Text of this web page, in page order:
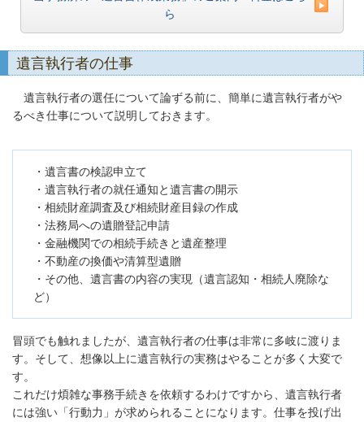
ら
遺言執行者の仕事
遺言執行者の選任について論ずる前に、簡単に遺言執行者がや
るべき仕事について説明しておきます。
・遺言書の検認申立て
・遺言執行者の就任通知と遺言書の開示
・相続財産調査及び相続財産目録の作成
・法務局への遺贈登記申請
・金融機関での相続手続きと遺産整理
・不動産の換価や清算型遺贈
・その他、遺言書の内容の実現（遺言認知・相続人廃除な
ど）
冒頭でも触れましたが、遺言執行者の仕事は非常に多岐に渡りま
す。そして、想像以上に遺言執行の実務はやることが多く大変で
す。
これだけ煩雑な事務手続きを依頼するわけですから、遺言執行者
には強い「行動力」が求められることになります。仕事を投げ出